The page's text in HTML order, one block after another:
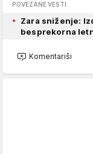
POVEZANE VESTI
Zara sniženje:
besprekorna
Komentariši